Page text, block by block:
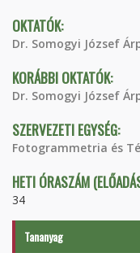
OKTATÓK:
Dr. Somogyi József
KORÁBBI OKTATÓK:
Dr. Somogyi József
SZERVEZETI EGYSÉG:
Fotogrammetria és
HETI ÓRASZÁM
34
Tananyag